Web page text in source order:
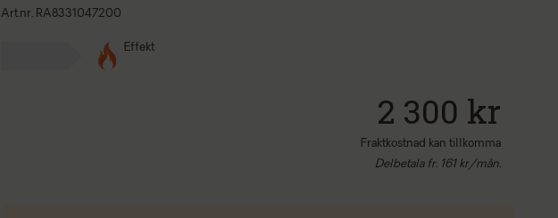
Art.nr. RA8331047200
Effekt
2 300 kr
Fraktkostnad kan tillkomma
Delbetala fr. 161 kr/mån.